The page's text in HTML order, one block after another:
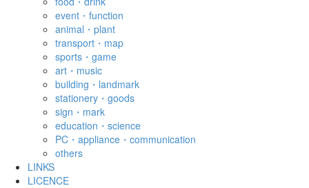
event・function
animal・plant
transport・map
sports・game
art・music
building・landmark
stationery・goods
sign・mark
education・science
PC・appliance・communication
others
LINKS
LICENCE